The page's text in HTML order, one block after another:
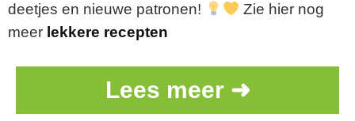
deetjes en nieuwe patronen!
Zie hier nog
meer lekkere recepten
Lees meer ➜